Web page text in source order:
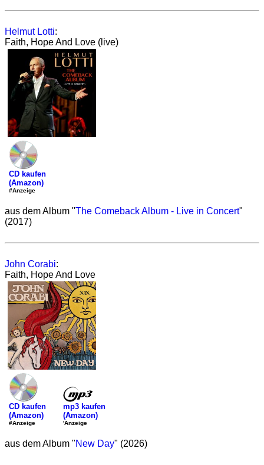
Helmut Lotti:
Faith, Hope And Love (live)
CD kaufen
(Amazon)
#Anzeige
aus dem Album "The Comeback Album - Live in Concert"
(2017)
John Corabi:
Faith, Hope And Love
CD kaufen
(Amazon)
#Anzeige
mp3 kaufen
(Amazon)
'Anzeige
aus dem Album "New Day" (2026)